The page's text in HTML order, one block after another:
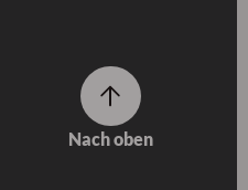
Nach oben